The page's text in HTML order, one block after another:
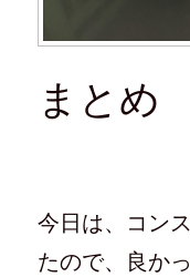
まとめ
今日は、コン
たので、良か